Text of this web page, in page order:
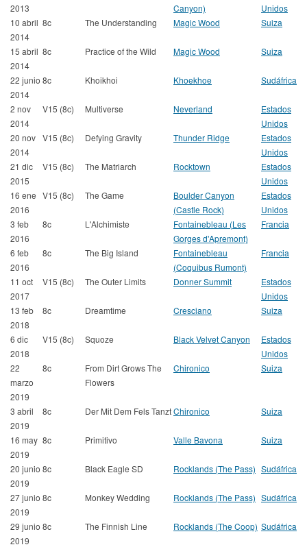
2013
Canyon)
Unidos
10 abril
2014
8c The Understanding Magic Wood Suiza
15 abril
2014
8c Practice of the Wild Magic Wood Suiza
22 junio
2014
8c Khoikhoi Khoekhoe Sudáfrica
2 nov
2014
V15 (8c) Multiverse Neverland
Estados
Unidos
20 nov
2014
V15 (8c) Defying Gravity Thunder Ridge
Estados
Unidos
21 dic
2015
V15 (8c) The Matriarch Rocktown
Estados
Unidos
16 ene
2016
V15 (8c) The Game
Boulder Canyon
(Castle Rock)
Estados
Unidos
3 feb
2016
8c L'Alchimiste
Fontainebleau (Les
Gorges d'Apremont)
Francia
6 feb
2016
8c The Big Island
Fontainebleau
(Coquibus Rumont)
Francia
11 oct
2017
V15 (8c) The Outer Limits Donner Summit
Estados
Unidos
13 feb
2018
8c Dreamtime Cresciano Suiza
6 dic
2018
V15 (8c) Squoze Black Velvet Canyon
Estados
Unidos
22
marzo
2019
8c
From Dirt Grows The
Flowers
Chironico Suiza
3 abril
2019
8c Der Mit Dem Fels TanztChironico Suiza
16 may
2019
8c Primitivo Valle Bavona Suiza
20 junio
2019
8c Black Eagle SD Rocklands (The Pass) Sudáfrica
27 junio
2019
8c Monkey Wedding Rocklands (The Pass) Sudáfrica
29 junio
2019
8c The Finnish Line Rocklands (The Coop) Sudáfrica